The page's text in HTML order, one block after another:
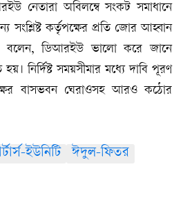
নেতারা অবিলম্বে সংকট সমাধানে
সংশ্লিষ্ট কর্তৃপক্ষের প্রতি জোর আহ্বান
বলেন, ডিআরইউ ভালো করে জানে
নির্দিষ্ট সময়সীমার মধ্যে দাবি পূরণ
বাসভবন ঘেরাওসহ আরও কঠোর
ইউনিটি
ঈদুল-ফিতর